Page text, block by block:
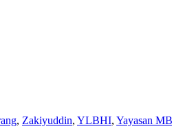
, Zakiyuddin, YLBHI, Yayasan